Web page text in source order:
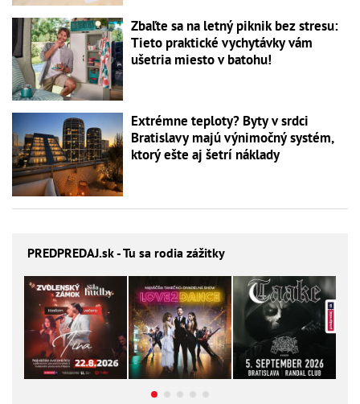
Zbaľte sa na letný piknik bez stresu:
Tieto praktické vychytávky vám
ušetria miesto v batohu!
Extrémne teploty? Byty v srdci
Bratislavy majú výnimočný systém,
ktorý ešte aj šetrí náklady
PREDPREDAJ.sk - Tu sa rodia zážitky